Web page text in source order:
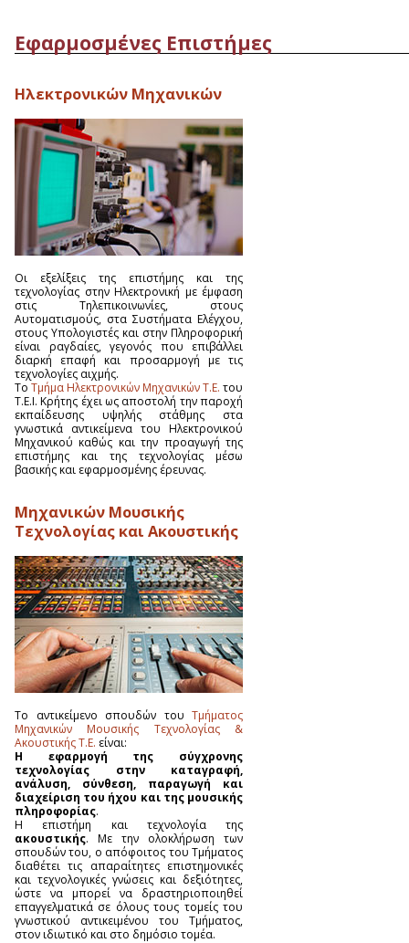
Εφαρμοσμένες Επιστήμες
Ηλεκτρονικών Μηχανικών
Οι εξελίξεις της επιστήμης και της
τεχνολογίας στην Ηλεκτρονική με έμφαση
στις Τηλεπικοινωνίες, στους
Αυτοματισμούς, στα Συστήματα Ελέγχου,
στους Υπολογιστές και στην Πληροφορική
είναι ραγδαίες, γεγονός που επιβάλλει
διαρκή επαφή και προσαρμογή με τις
τεχνολογίες αιχμής.
Το Τμήμα Ηλεκτρονικών Μηχανικών Τ.Ε. του
Τ.Ε.Ι. Κρήτης έχει ως αποστολή την παροχή
εκπαίδευσης υψηλής στάθμης στα
γνωστικά αντικείμενα του Ηλεκτρονικού
Μηχανικού καθώς και την προαγωγή της
επιστήμης και της τεχνολογίας μέσω
βασικής και εφαρμοσμένης έρευνας.
Μηχανικών Μουσικής
Τεχνολογίας και Ακουστικής
Το αντικείμενο σπουδών του Τμήματος
Μηχανικών Μουσικής Τεχνολογίας &
Ακουστικής Τ.Ε. είναι:
Η εφαρμογή της σύγχρονης
τεχνολογίας στην καταγραφή,
ανάλυση, σύνθεση, παραγωγή και
διαχείριση του ήχου και της μουσικής
πληροφορίας.
Η επιστήμη και τεχνολογία της
ακουστικής. Με την ολοκλήρωση των
σπουδών του, ο απόφοιτος του Τμήματος
διαθέτει τις απαραίτητες επιστημονικές
και τεχνολογικές γνώσεις και δεξιότητες,
ώστε να μπορεί να δραστηριοποιηθεί
επαγγελματικά σε όλους τους τομείς του
γνωστικού αντικειμένου του Τμήματος,
στον ιδιωτικό και στο δημόσιο τομέα.